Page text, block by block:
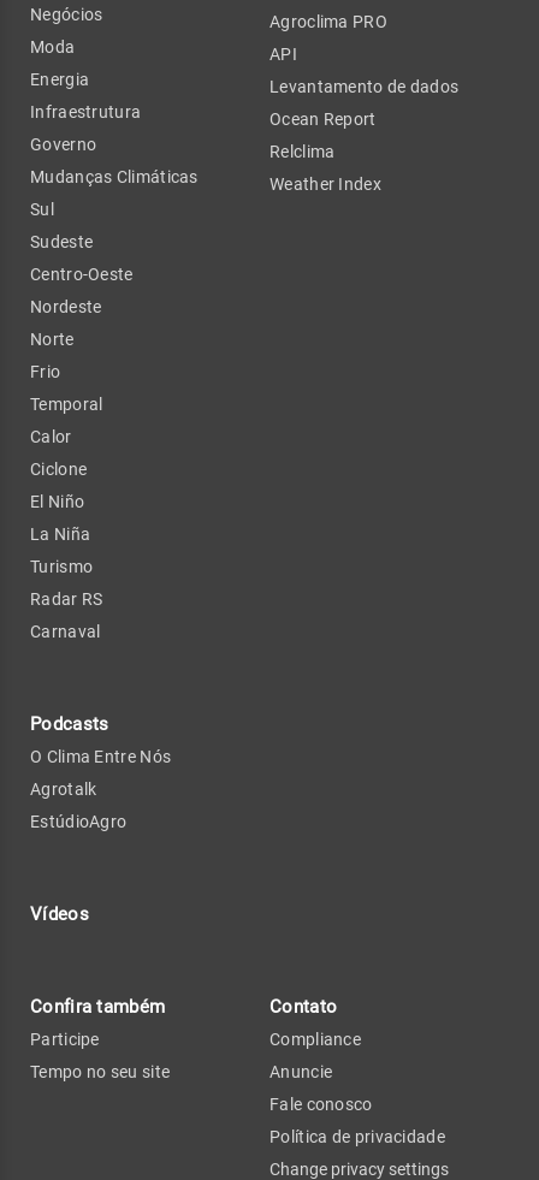
Negócios
Moda
Energia
Infraestrutura
Governo
Mudanças Climáticas
Sul
Sudeste
Centro-Oeste
Nordeste
Norte
Frio
Temporal
Calor
Ciclone
El Niño
La Niña
Turismo
Radar RS
Carnaval
Podcasts
O Clima Entre Nós
Agrotalk
EstúdioAgro
Vídeos
Agroclima PRO
API
Levantamento de dados
Ocean Report
Relclima
Weather Index
Confira também
Participe
Tempo no seu site
Contato
Compliance
Anuncie
Fale conosco
Política de privacidade
Change privacy settings